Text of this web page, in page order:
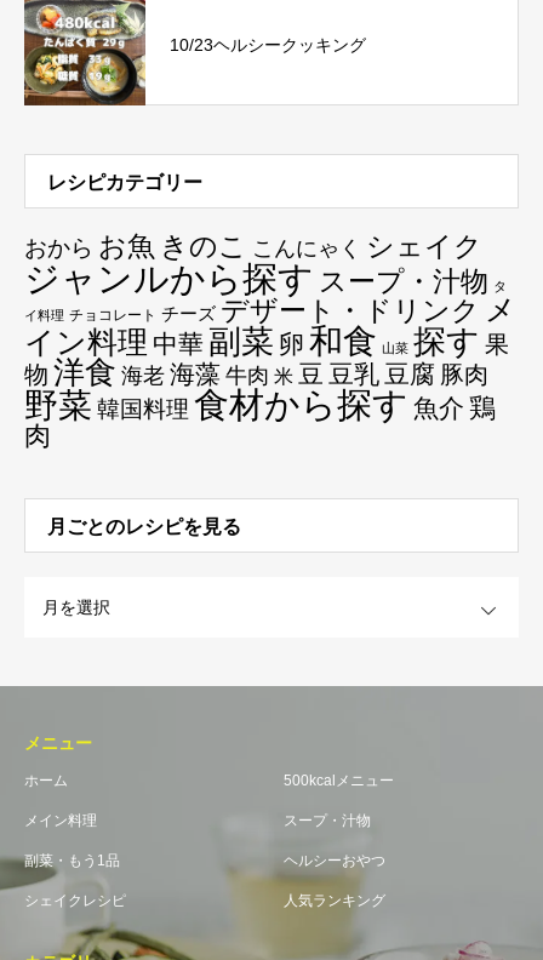
10/23ヘルシークッキング
レシピカテゴリー
おから お魚 きのこ こんにゃく シェイク
ジャンルから探す スープ・汁物 タ
イ料理 チョコレート チーズ デザート・ドリンク メ
イン料理 中華 副菜 卵 和食 山菜 探す 果
物 洋食 海老 海藻 牛肉 米 豆 豆乳 豆腐 豚肉
野菜 韓国料理 食材から探す 魚介 鶏
肉
月ごとのレシピを見る
メニュー
ホーム 500kcalメニュー
メイン料理 スープ・汁物
副菜・もう1品 ヘルシーおやつ
シェイクレシピ 人気ランキング